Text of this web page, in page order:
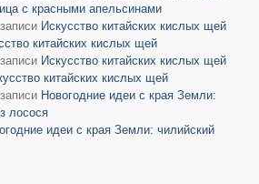
с красными апельсинами
Искусство китайских кислых щей
китайских кислых щей
Искусство китайских кислых щей
китайских кислых щей
Новогодние идеи с края Земли:
лосося
идеи с края Земли: чилийский